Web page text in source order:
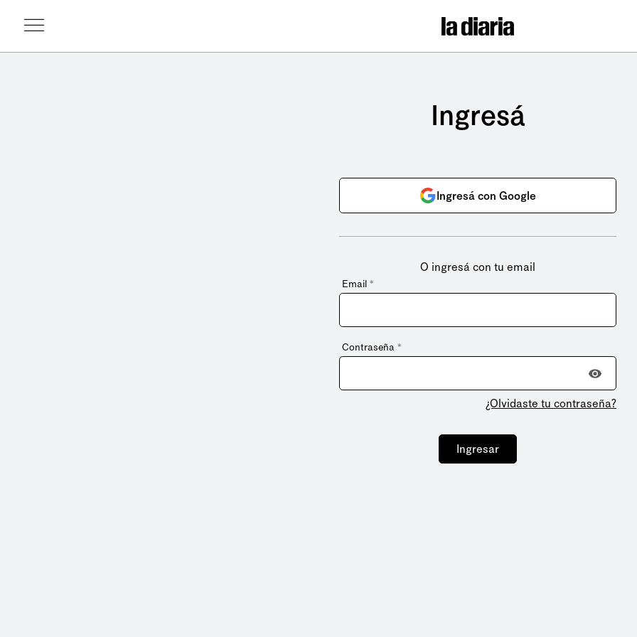
Ingresá
Ingresá con Google
O ingresá con tu email
Email *
Contraseña *
¿Olvidaste tu contraseña?
Ingresar